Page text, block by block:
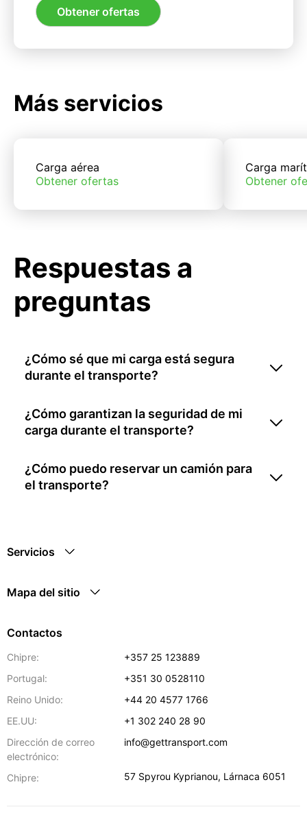
Obtener ofertas
Más servicios
Carga aérea
Obtener ofertas
Carga
Obtener
Respuestas a
preguntas
¿Cómo sé que mi carga está segura
durante el transporte?
¿Cómo garantizan la seguridad de mi
carga durante el transporte?
¿Cómo puedo reservar un camión para
el transporte?
Servicios
Mapa del sitio
Contactos
Chipre:
+357 25 123889
Portugal:
+351 30 0528110
Reino Unido:
+44 20 4577 1766
EE.UU:
+1 302 240 28 90
Dirección de correo
electrónico:
info@gettransport.com
Chipre: 57 Spyrou Kyprianou, Lárnaca 6051